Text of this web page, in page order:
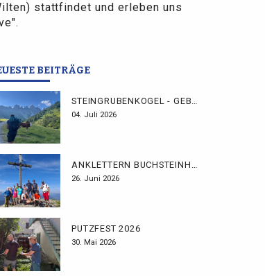
stattfindet und erleben uns
BEITRÄGE
STEINGRUBENKOGEL - GEBHARDTWEG
04. Juli 2026
ANKLETTERN BUCHSTEINHÜTTE
26. Juni 2026
PUTZFEST 2026
30. Mai 2026